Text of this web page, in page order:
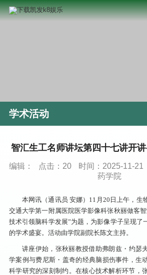
学术活动
智汇生工名师讲坛第四十七讲开
编辑： 点击： 20 时间：2025-11-21
药学院
本网讯（通讯员 安娜）11月20日上午，生
交通大学第一附属医院医学影像科张秋丽做客
技术引领脑科学发展”为题，为影像学子呈现了
的学术盛宴。活动由学院副院长陈文主持。
讲座伊始，张秋丽教授借助弗朗兹・约瑟
学案例与费尼斯・盖奇的经典脑损伤事件，生
科学研究的深刻制约。在核心技术解析环节，